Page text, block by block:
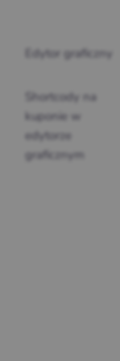
Edytor graficzny
Shortcody na
kuponie w
edytorze
graficznym